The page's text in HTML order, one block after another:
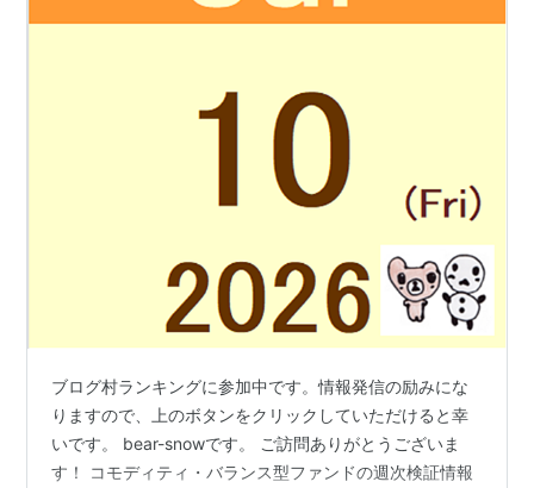
ブログ村ランキングに参加中です。情報発信の励みにな
りますので、上のボタンをクリックしていただけると幸
いです。 bear-snowです。 ご訪問ありがとうございま
す！ コモディティ・バランス型ファンドの週次検証情報